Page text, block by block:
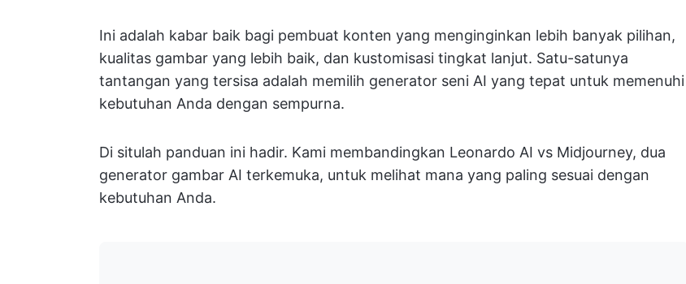
Ini adalah kabar baik bagi pembuat konten yang menginginkan lebih banyak pilihan,
kualitas gambar yang lebih baik, dan kustomisasi tingkat lanjut. Satu-satunya
tantangan yang tersisa adalah memilih generator seni AI yang tepat untuk memenuhi
kebutuhan Anda dengan sempurna.
Di situlah panduan ini hadir. Kami membandingkan Leonardo AI vs Midjourney, dua
generator gambar AI terkemuka, untuk melihat mana yang paling sesuai dengan
kebutuhan Anda.